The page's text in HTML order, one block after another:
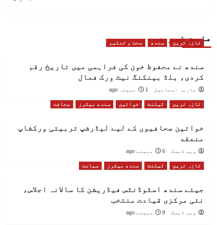
مزید خبریں
تازہ ترین سندھ صحت و تعلیم
سندھ نے محفوظ خون کی فراہمی میں تاریخ رقم
کردی، بلڈ بینکنگ نیٹ ورک فعال
ماریہ اسماعیل 1 مہینہ ago
تازہ ترین ٹیلنٹ خواتین سندھ میٹرز صحافت
خواتین صحافیوں کے لیے لیڈرشپ تربیتی ورکشاپ
منعقد
ویب ڈیسک 6 مہینے ago
تازہ ترین ٹیلنٹ سندھ میٹرز سیاست
جیئے سندھ اسٹوڈنٹس فیڈریشن کا سالانہ اجلاس،
نئی مرکزی قیادت منتخب
ویب ڈیسک 8 مہینے ago